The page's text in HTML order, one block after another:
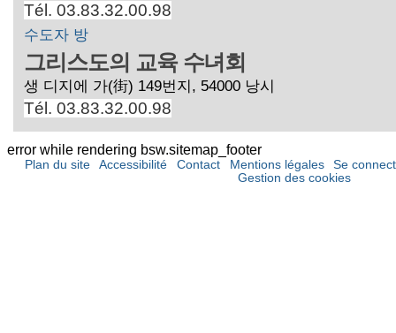
Tél. 03.83.32.00.98
수도자 방
그리스도의 교육 수녀회
생 디지에 가(街) 149번지, 54000 낭시
Tél. 03.83.32.00.98
error while rendering bsw.sitemap_footer
Plan du site Accessibilité Contact Mentions légales
Se
Gestion des cookies